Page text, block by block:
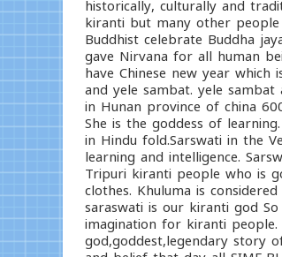
historically, culturally and
kiranti but many other
Buddhist celebrate Buddha
gave Nirvana for all human
have Chinese new year which
and yele sambat. yele
in Hunan province of china
She is the goddess of
in Hindu fold.Sarswati in the
learning and intelligence.
Tripuri kiranti people who is
clothes. Khuluma is
saraswati is our kiranti god
imagination for kiranti
god,goddest,legendary story